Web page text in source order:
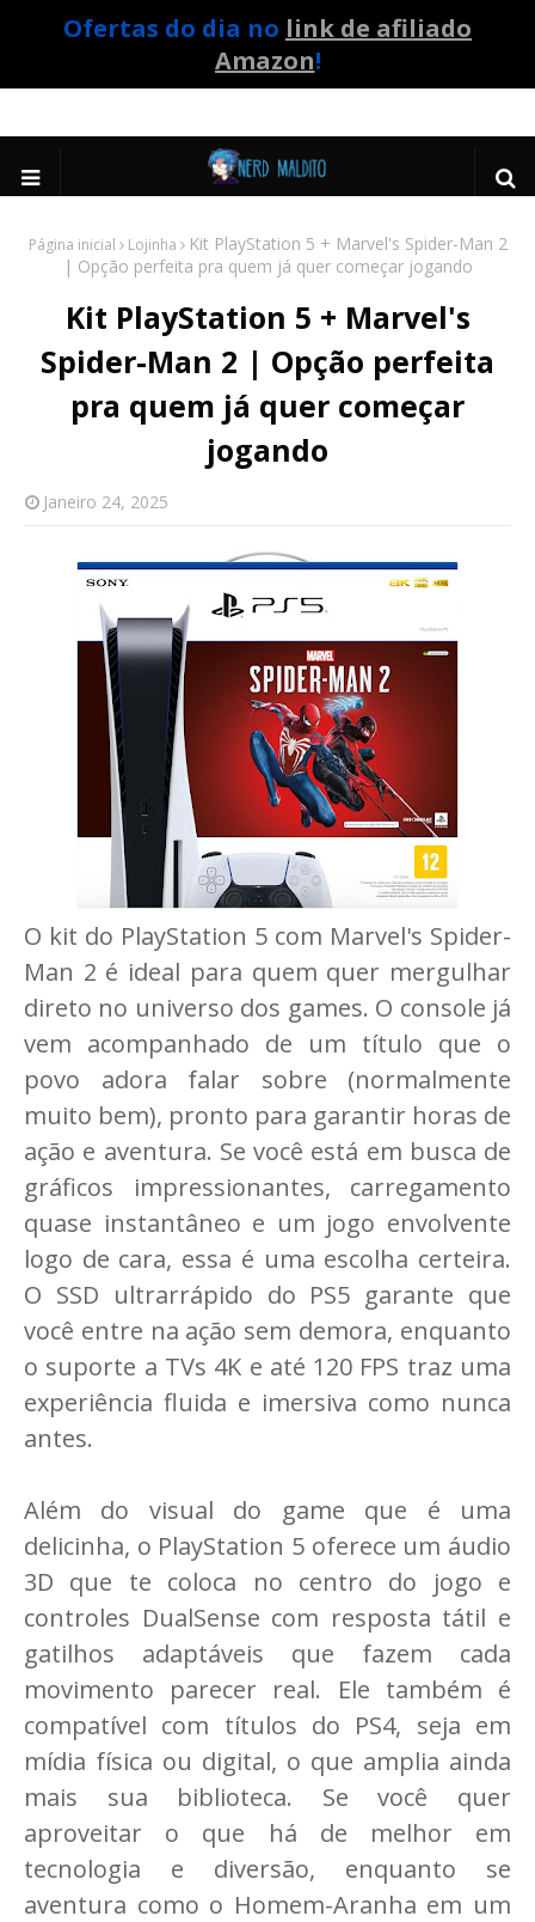
Ofertas do dia no link de afiliado
Amazon!
Página inicial Lojinha
Kit PlayStation 5 + Marvel's Spider-Man 2
| Opção perfeita pra quem já quer começar jogando
Kit PlayStation 5 + Marvel's
Spider-Man 2 | Opção perfeita
pra quem já quer começar
jogando
Janeiro 24, 2025
O kit do PlayStation 5 com Marvel's Spider-
Man 2 é ideal para quem quer mergulhar
direto no universo dos games. O console já
vem acompanhado de um título que o
povo adora falar sobre (normalmente
muito bem), pronto para garantir horas de
ação e aventura. Se você está em busca de
gráficos impressionantes, carregamento
quase instantâneo e um jogo envolvente
logo de cara, essa é uma escolha certeira.
O SSD ultrarrápido do PS5 garante que
você entre na ação sem demora, enquanto
o suporte a TVs 4K e até 120 FPS traz uma
experiência fluida e imersiva como nunca
antes.
Além do visual do game que é uma
delicinha, o PlayStation 5 oferece um áudio
3D que te coloca no centro do jogo e
controles DualSense com resposta tátil e
gatilhos adaptáveis que fazem cada
movimento parecer real. Ele também é
compatível com títulos do PS4, seja em
mídia física ou digital, o que amplia ainda
mais sua biblioteca. Se você quer
aproveitar o que há de melhor em
tecnologia e diversão, enquanto se
aventura como o Homem-Aranha em um